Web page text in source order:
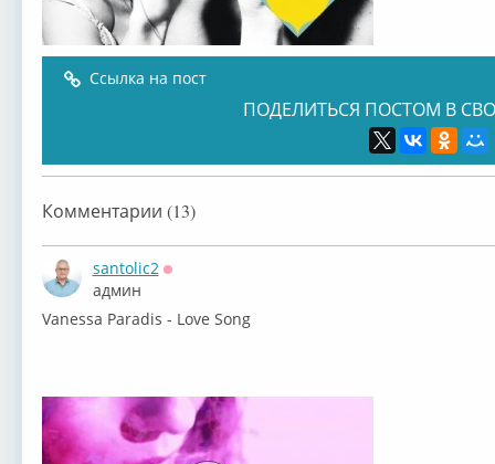
Ссылка на пост
ПОДЕЛИТЬСЯ ПОСТОМ В
Комментарии (13)
santolic2
админ
Vanessa Paradis - Love Song